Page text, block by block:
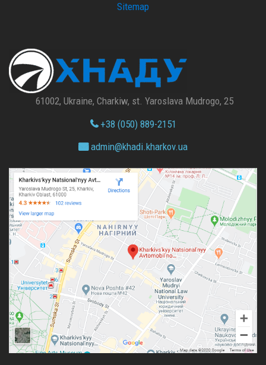
Sitemap
61002, Ukraine, Charkiw, st. Yaroslava Mudrogo, 25
+38 (050) 889-2151
admin@khadi.kharkov.ua